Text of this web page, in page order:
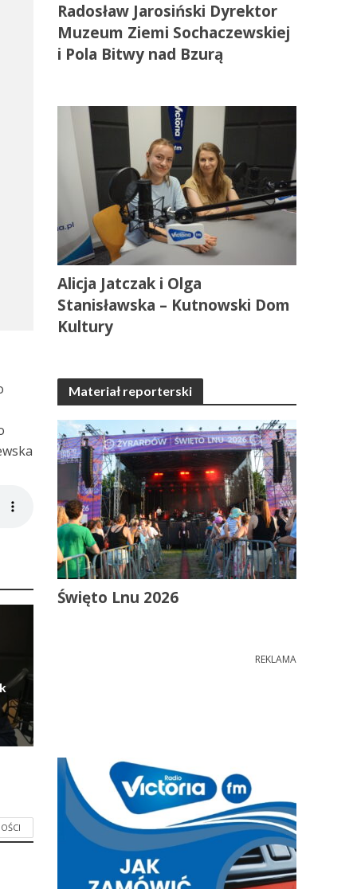
Radosław Jarosiński Dyrektor
Muzeum Ziemi Sochaczewskiej
i Pola Bitwy nad Bzurą
Alicja Jatczak i Olga
Stanisławska – Kutnowski Dom
Kultury
Materiał reporterski
Święto Lnu 2026
REKLAMA